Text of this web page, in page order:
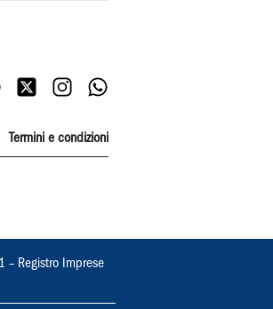
Termini e condizioni
– Registro Imprese